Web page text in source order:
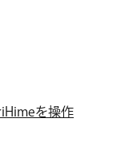
を操作